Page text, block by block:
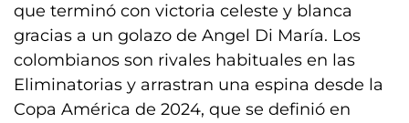
que terminó con victoria celeste y blanca
gracias a un golazo de Angel Di María. Los
colombianos son rivales habituales en las
Eliminatorias y arrastran una espina desde la
Copa América de 2024, que se definió en